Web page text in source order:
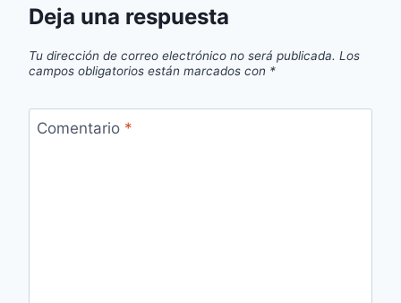
Deja una respuesta
Tu dirección de correo electrónico no será publicada. Los
campos obligatorios están marcados con *
Comentario *